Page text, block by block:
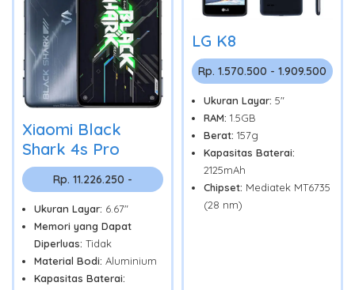
Xiaomi Black
Shark 4s Pro
Rp. 11.226.250 -
Ukuran Layar: 6.67"
Memori yang Dapat
Diperluas: Tidak
Material Bodi: Aluminium
Kapasitas Baterai:
LG K8
Rp. 1.570.500 - 1.909.500
Ukuran Layar: 5"
RAM: 1.5GB
Berat: 157g
Kapasitas Baterai:
2125mAh
Chipset: Mediatek MT6735
(28 nm)